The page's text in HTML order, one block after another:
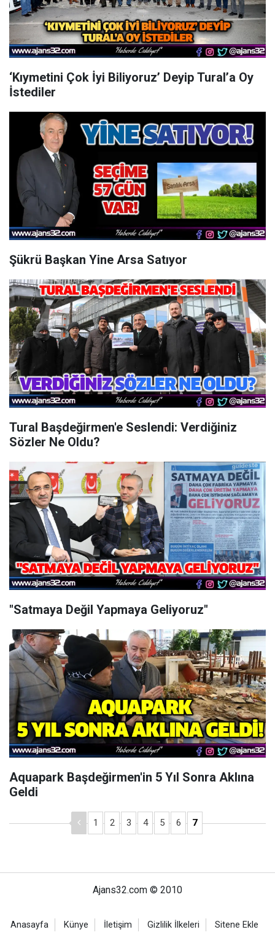
‘Kıymetini Çok İyi Biliyoruz’ Deyip Tural’a Oy
İstediler
Şükrü Başkan Yine Arsa Satıyor
Tural Başdeğirmen'e Seslendi: Verdiğiniz
Sözler Ne Oldu?
"Satmaya Değil Yapmaya Geliyoruz"
Aquapark Başdeğirmen'in 5 Yıl Sonra Aklına
Geldi
1 2 3 4 5 6 7
Ajans32.com © 2010
Anasayfa Künye İletişim Gizlilik İlkeleri Sitene Ekle